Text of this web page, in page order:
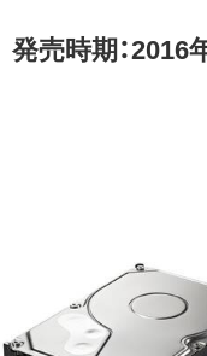
発売時期：2016